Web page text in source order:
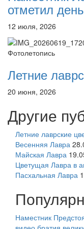
отметил
12 июля, 2026
Фотолетопись
Летние
20 июня, 2026
Другие
Летние лаврские
Весенняя Лавра
Майская Лавра
Цветущая Лавра в
Пасхальная Лавра
Наместник